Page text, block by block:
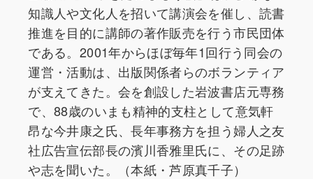
知識人や文化人を招いて講演会を催し、読書
推進を目的に講師の著作販売を行う市民団体
である。2001年からほぼ毎年1回行う同会の
運営・活動は、出版関係者らのボランティア
が支えてきた。会を創設した岩波書店元専務
で、88歳のいまも精神的支柱として意気軒
昂な今井康之氏、長年事務方を担う婦人之友
社広告宣伝部長の濱川香雅里氏に、その足跡
や志を聞いた。（本紙・芦原真千子）